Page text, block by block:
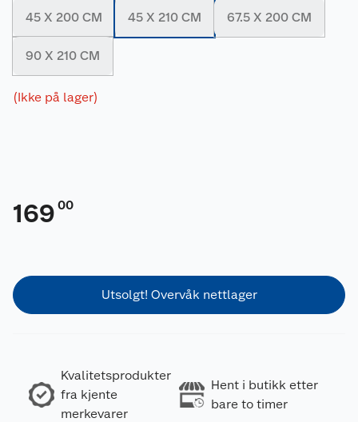
45 X 200 CM 45 X 210 CM 67.5 X 200 CM
90 X 210 CM
(Ikke på lager)
169 00
Utsolgt! Overvåk nettlager
Kvalitetsprodukter
fra kjente
merkevarer
Hent i butikk etter
bare to timer